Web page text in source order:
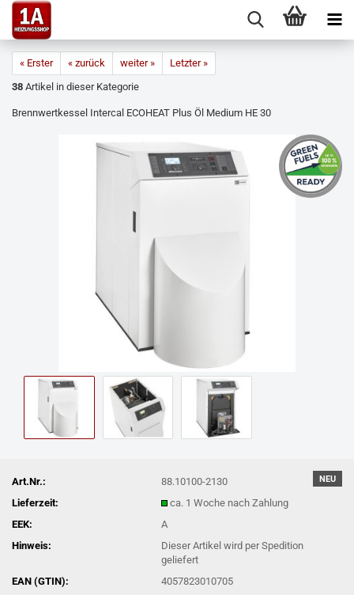
« Erster « zurück weiter »
Letzter »
38 Artikel in dieser Kategorie
Brennwertkessel Intercal ECOHEAT Plus Öl Medium HE 30
NEU
Art.Nr.:
88.10100-2130
Lieferzeit:
ca. 1 Woche nach Zahlung
EEK:
A
Hinweis:
Dieser Artikel wird per Spedition
geliefert
EAN (GTIN):
4057823010705